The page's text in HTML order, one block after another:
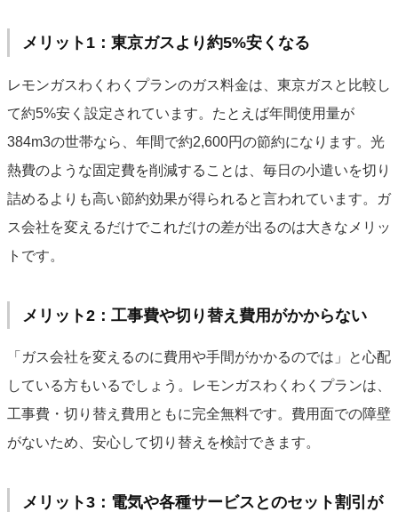
メリット1：東京ガスより約5%安くなる
レモンガスわくわくプランのガス料金は、東京ガスと比較し
て約5%安く設定されています。たとえば年間使用量が
384m3の世帯なら、年間で約2,600円の節約になります。光
熱費のような固定費を削減することは、毎日の小遣いを切り
詰めるよりも高い節約効果が得られると言われています。ガ
ス会社を変えるだけでこれだけの差が出るのは大きなメリッ
トです。
メリット2：工事費や切り替え費用がかからない
「ガス会社を変えるのに費用や手間がかかるのでは」と心配
している方もいるでしょう。レモンガスわくわくプランは、
工事費・切り替え費用ともに完全無料です。費用面での障壁
がないため、安心して切り替えを検討できます。
メリット3：電気や各種サービスとのセット割引が